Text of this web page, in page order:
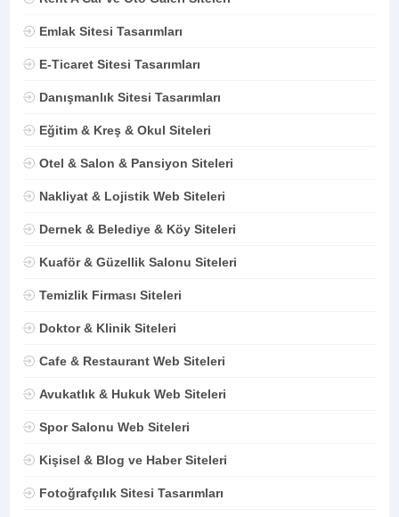
Emlak Sitesi Tasarımları
E-Ticaret Sitesi Tasarımları
Danışmanlık Sitesi Tasarımları
Eğitim & Kreş & Okul Siteleri
Otel & Salon & Pansiyon Siteleri
Nakliyat & Lojistik Web Siteleri
Dernek & Belediye & Köy Siteleri
Kuaför & Güzellik Salonu Siteleri
Temizlik Firması Siteleri
Doktor & Klinik Siteleri
Cafe & Restaurant Web Siteleri
Avukatlık & Hukuk Web Siteleri
Spor Salonu Web Siteleri
Kişisel & Blog ve Haber Siteleri
Fotoğrafçılık Sitesi Tasarımları